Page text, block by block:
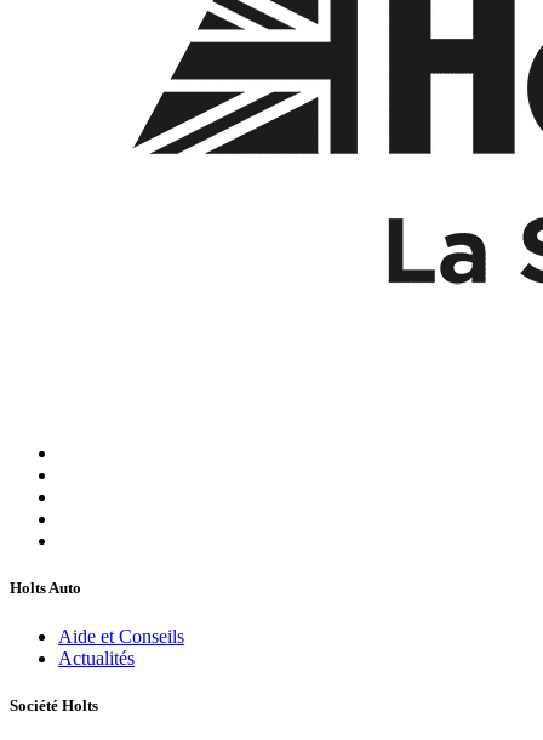
Holts Auto
Aide et Conseils
Actualités
Société Holts